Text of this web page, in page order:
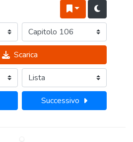
Scarica
Successivo